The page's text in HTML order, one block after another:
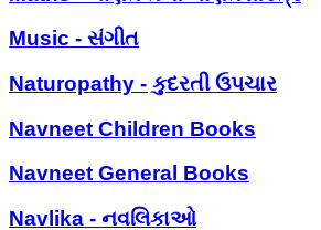
Music - સંગીત
Naturopathy - કુદરતી ઉપચાર
Navneet Children Books
Navneet General Books
Navlika - નવલિકાઓ